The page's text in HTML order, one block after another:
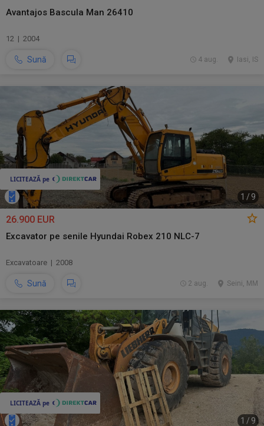
Avantajos Bascula Man 26410
12 | 2004
Sună Iasi, IS
4 aug.
1 /9
26.900 EUR
Excavator pe senile Hyundai Robex 210 NLC-7
Excavatoare | 2008
Sună Seini, MM
2 aug.
1 /9